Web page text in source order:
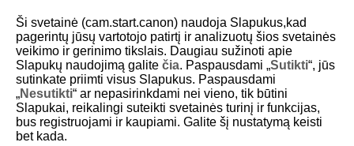
D180-187
GPS įrenginio nuostatos
GP-E2
Ši svetainė (cam.start.canon) naudoja Slapukus,kad
pagerintų jūsų vartotojo patirtį ir analizuotų šios svetainės
veikimo ir gerinimo tikslais. Daugiau sužinoti apie
Slapukų naudojimą galite čia. Paspausdami „Sutikti“, jūs
sutinkate priimti visus Slapukus. Paspausdami
„Nesutikti“ ar nepasirinkdami nei vieno, tik būtini
Slapukai, reikalingi suteikti svetainės turinį ir funkcijas,
bus registruojami ir kaupiami. Galite šį nustatymą keisti
bet kada.